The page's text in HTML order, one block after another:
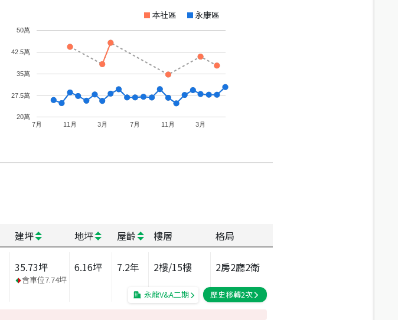
本社區 永康區
7月 11月 3月 7月 11月 3月
20萬
27.5萬
35萬
42.5萬
50萬
建坪 地坪 屋齡 樓層 格局
35.73坪
含車位7.74坪
6.16坪 7.2年 2樓/15樓 2房2廳2衛
永龍V&A二期 歷史移轉2次